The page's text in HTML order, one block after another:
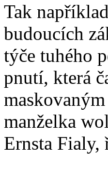
Tak
budoucích
týče tuhého
pnutí, která
manželka
Ernsta Fialy,